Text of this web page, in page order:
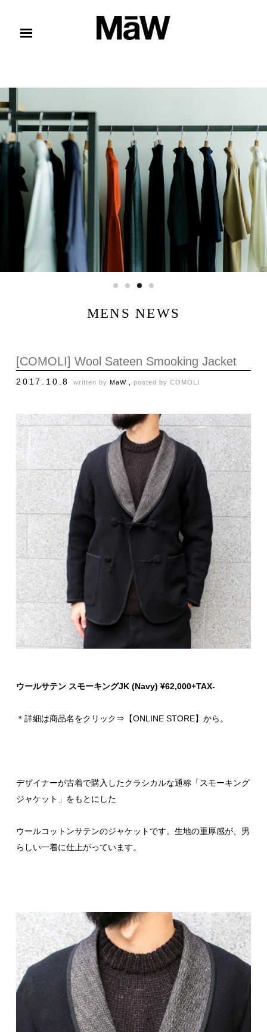
MENS NEWS
[COMOLI] Wool Sateen Smooking Jacket
2017.10.8 written by MaW , posted by COMOLI
ウールサテン スモーキングJK (Navy) ¥62,000+TAX-
＊詳細は商品名をクリック⇒【ONLINE STORE】から。
デザイナーが古着で購入したクラシカルな通称「スモーキング
ジャケット」をもとにした
ウールコットンサテンのジャケットです。生地の重厚感が、男
らしい一着に仕上がっています。